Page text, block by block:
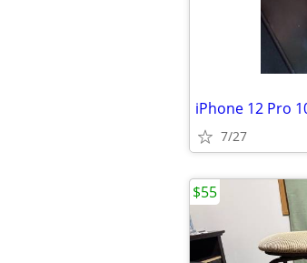
7/27
$55